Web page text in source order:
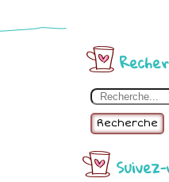
Recherche